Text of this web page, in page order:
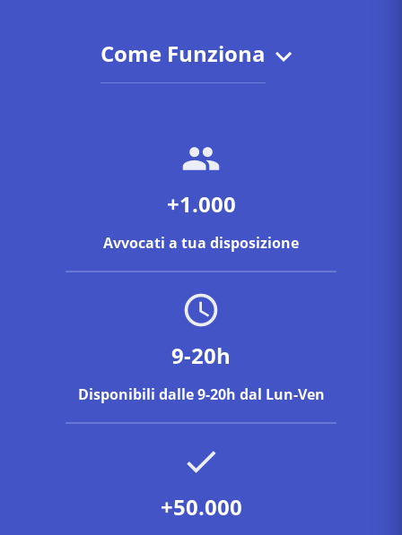
Come Funziona
+1.000
Avvocati a tua disposizione
9-20h
Disponibili dalle 9-20h dal Lun-Ven
+50.000